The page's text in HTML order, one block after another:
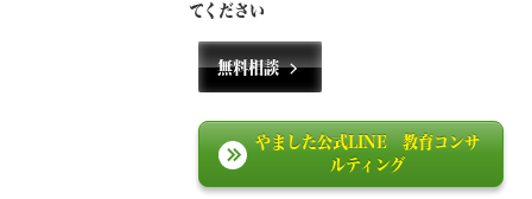
てください
無料相談
やました公式LINE 教育コンサ
ルティング